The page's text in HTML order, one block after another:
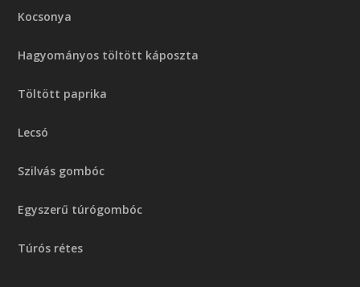
Kocsonya
Hagyományos töltött káposzta
Töltött paprika
Lecsó
Szilvás gombóc
Egyszerű túrógombóc
Túrós rétes